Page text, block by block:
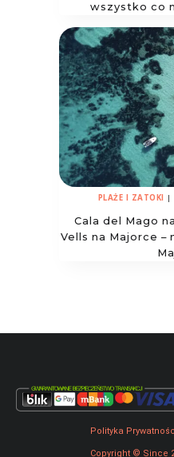
wszystko co
PLAŻE I ZATOKI |
Cala del Mago
Vells na Majorce
Polityka
Copyright © Since